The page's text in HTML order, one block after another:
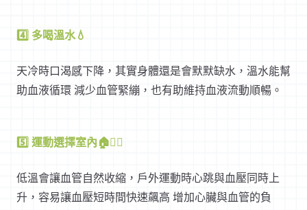
4️⃣ 多喝溫水💧
天冷時口渴感下降，其實身體還是會默默缺水，溫水能幫
助血液循環 減少血管緊繃，也有助維持血液流動順暢。
5️⃣ 運動選擇室內🏠🧘‍♀️
低溫會讓血管自然收縮，戶外運動時心跳與血壓同時上
升，容易讓血壓短時間快速飆高 增加心臟與血管的負